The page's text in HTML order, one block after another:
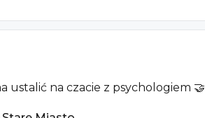
ustalić na czacie z psychologiem 🤝